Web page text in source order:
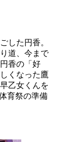
した円香。
道、今まで
香の「好
くなった鷹
乙女くんを
育祭の準備